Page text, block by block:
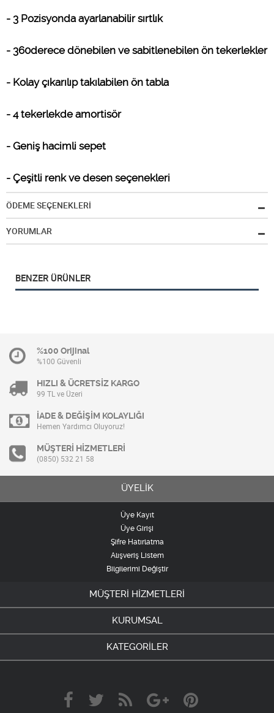
- 3 Pozisyonda ayarlanabilir sırtlık
- 360derece dönebilen ve sabitlenebilen ön tekerlekler
- Kolay çıkarılıp takılabilen ön tabla
- 4 tekerlekde amortisör
- Geniş hacimli sepet
- Çeşitli renk ve desen seçenekleri
ÖDEME SEÇENEKLERİ
YORUMLAR
BENZER ÜRÜNLER
%100 Orijinal
%100 Güvenli
HIZLI & ÜCRETSİZ KARGO
99 TL ve Üzeri
İADE & DEĞİŞİM KOLAYLIĞI
Hemen Yardımcı Oluyoruz!
MÜŞTERİ HİZMETLERİ
(0850) 532 21 58
ÜYELİK
Üye Kayıt
Üye Girişi
Şifre Hatırlatma
Alışveriş Listem
Bilgilerimi Değiştir
MÜŞTERİ HİZMETLERİ
KURUMSAL
KATEGORİLER